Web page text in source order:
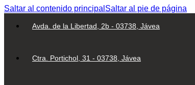
Saltar al contenido principal Saltar al pie de página
Avda. de la Libertad, 2b - 03738, Jávea
Ctra. Portichol, 31 - 03738, Jávea